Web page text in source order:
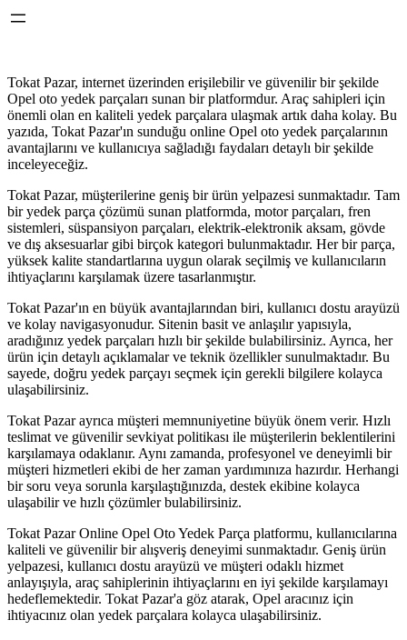
Tokat Pazar, internet üzerinden erişilebilir ve güvenilir bir şekilde
Opel oto yedek parçaları sunan bir platformdur. Araç sahipleri için
önemli olan en kaliteli yedek parçalara ulaşmak artık daha kolay. Bu
yazıda, Tokat Pazar'ın sunduğu online Opel oto yedek parçalarının
avantajlarını ve kullanıcıya sağladığı faydaları detaylı bir şekilde
inceleyeceğiz.
Tokat Pazar, müşterilerine geniş bir ürün yelpazesi sunmaktadır. Tam
bir yedek parça çözümü sunan platformda, motor parçaları, fren
sistemleri, süspansiyon parçaları, elektrik-elektronik aksam, gövde
ve dış aksesuarlar gibi birçok kategori bulunmaktadır. Her bir parça,
yüksek kalite standartlarına uygun olarak seçilmiş ve kullanıcıların
ihtiyaçlarını karşılamak üzere tasarlanmıştır.
Tokat Pazar'ın en büyük avantajlarından biri, kullanıcı dostu arayüzü
ve kolay navigasyonudur. Sitenin basit ve anlaşılır yapısıyla,
aradığınız yedek parçaları hızlı bir şekilde bulabilirsiniz. Ayrıca, her
ürün için detaylı açıklamalar ve teknik özellikler sunulmaktadır. Bu
sayede, doğru yedek parçayı seçmek için gerekli bilgilere kolayca
ulaşabilirsiniz.
Tokat Pazar ayrıca müşteri memnuniyetine büyük önem verir. Hızlı
teslimat ve güvenilir sevkiyat politikası ile müşterilerin beklentilerini
karşılamaya odaklanır. Aynı zamanda, profesyonel ve deneyimli bir
müşteri hizmetleri ekibi de her zaman yardımınıza hazırdır. Herhangi
bir soru veya sorunla karşılaştığınızda, destek ekibine kolayca
ulaşabilir ve hızlı çözümler bulabilirsiniz.
Tokat Pazar Online Opel Oto Yedek Parça platformu, kullanıcılarına
kaliteli ve güvenilir bir alışveriş deneyimi sunmaktadır. Geniş ürün
yelpazesi, kullanıcı dostu arayüzü ve müşteri odaklı hizmet
anlayışıyla, araç sahiplerinin ihtiyaçlarını en iyi şekilde karşılamayı
hedeflemektedir. Tokat Pazar'a göz atarak, Opel aracınız için
ihtiyacınız olan yedek parçalara kolayca ulaşabilirsiniz.